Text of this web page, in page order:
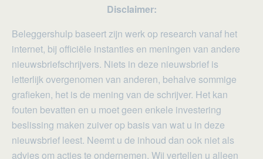
Disclaimer:
Beleggershulp baseert zijn werk op research vanaf het
internet, bij officiële instanties en meningen van andere
nieuwsbriefschrijvers. Niets in deze nieuwsbrief is
letterlijk overgenomen van anderen, behalve sommige
grafieken, het is de mening van de schrijver. Het kan
fouten bevatten en u moet geen enkele investering
beslissing maken zuiver op basis van wat u in deze
nieuwsbrief leest. Neemt u de inhoud dan ook niet als
advies om acties te ondernemen. Wij vertellen u alleen